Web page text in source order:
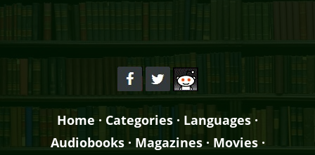
Home · Categories · Languages ·
Audiobooks· Magazines· Movies·